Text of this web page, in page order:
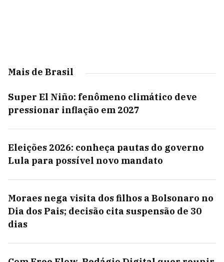
Mais de Brasil
Super El Niño: fenômeno climático deve
pressionar inflação em 2027
Eleições 2026: conheça pautas do governo
Lula para possível novo mandato
Moraes nega visita dos filhos a Bolsonaro no
Dia dos Pais; decisão cita suspensão de 30
dias